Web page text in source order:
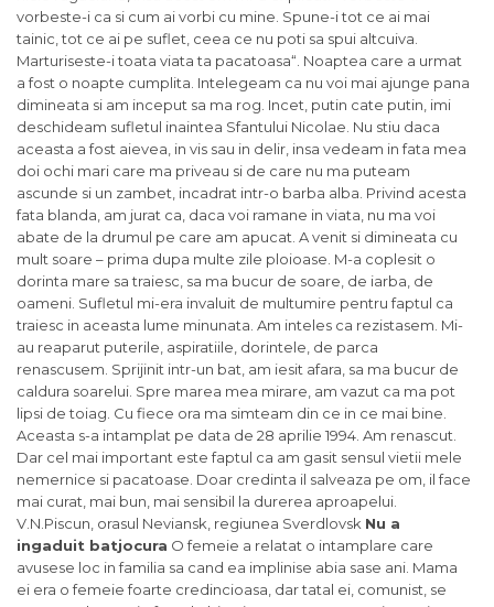
vorbeste-i ca si cum ai vorbi cu mine. Spune-i tot ce ai mai
tainic, tot ce ai pe suflet, ceea ce nu poti sa spui altcuiva.
Marturiseste-i toata viata ta pacatoasa“. Noaptea care a urmat
a fost o noapte cumplita. Intelegeam ca nu voi mai ajunge pana
dimineata si am inceput sa ma rog. Incet, putin cate putin, imi
deschideam sufletul inaintea Sfantului Nicolae. Nu stiu daca
aceasta a fost aievea, in vis sau in delir, insa vedeam in fata mea
doi ochi mari care ma priveau si de care nu ma puteam
ascunde si un zambet, incadrat intr-o barba alba. Privind acesta
fata blanda, am jurat ca, daca voi ramane in viata, nu ma voi
abate de la drumul pe care am apucat. A venit si dimineata cu
mult soare – prima dupa multe zile ploioase. M-a coplesit o
dorinta mare sa traiesc, sa ma bucur de soare, de iarba, de
oameni. Sufletul mi-era invaluit de multumire pentru faptul ca
traiesc in aceasta lume minunata. Am inteles ca rezistasem. Mi-
au reaparut puterile, aspiratiile, dorintele, de parca
renascusem. Sprijinit intr-un bat, am iesit afara, sa ma bucur de
caldura soarelui. Spre marea mea mirare, am vazut ca ma pot
lipsi de toiag. Cu fiece ora ma simteam din ce in ce mai bine.
Aceasta s-a intamplat pe data de 28 aprilie 1994. Am renascut.
Dar cel mai important este faptul ca am gasit sensul vietii mele
nemernice si pacatoase. Doar credinta il salveaza pe om, il face
mai curat, mai bun, mai sensibil la durerea aproapelui.
V.N.Piscun, orasul Neviansk, regiunea Sverdlovsk Nu a
ingaduit batjocura O femeie a relatat o intamplare care
avusese loc in familia sa cand ea implinise abia sase ani. Mama
ei era o femeie foarte credincioasa, dar tatal ei, comunist, se